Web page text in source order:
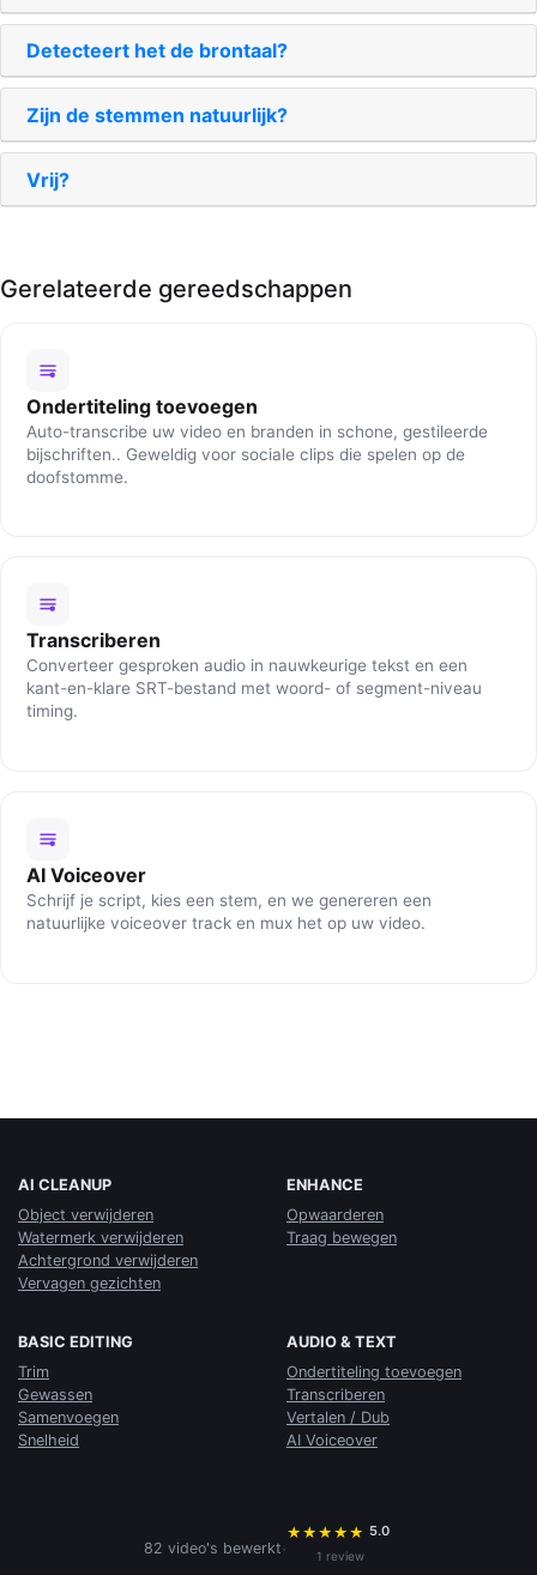
Detecteert het de brontaal?
Zijn de stemmen natuurlijk?
Vrij?
Gerelateerde gereedschappen
Ondertiteling toevoegen
Auto-transcribe uw video en branden in schone, gestileerde
bijschriften.. Geweldig voor sociale clips die spelen op de
doofstomme.
Transcriberen
Converteer gesproken audio in nauwkeurige tekst en een
kant-en-klare SRT-bestand met woord- of segment-niveau
timing.
AI Voiceover
Schrijf je script, kies een stem, en we genereren een
natuurlijke voiceover track en mux het op uw video.
AI CLEANUP
Object verwijderen
Watermerk verwijderen
Achtergrond verwijderen
Vervagen gezichten
ENHANCE
Opwaarderen
Traag bewegen
BASIC EDITING
Trim
Gewassen
Samenvoegen
Snelheid
AUDIO & TEXT
Ondertiteling toevoegen
Transcriberen
Vertalen / Dub
AI Voiceover
82 video's bewerkt·
★ ★ ★ ★ ★ 5.0
1 review